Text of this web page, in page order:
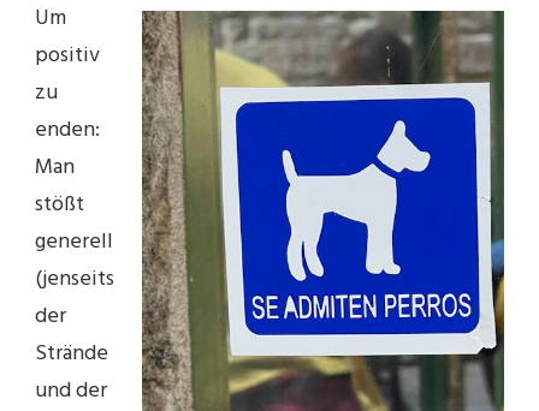
Um
positiv
zu
enden:
Man
stößt
generell
(jenseits
der
Strände
und der